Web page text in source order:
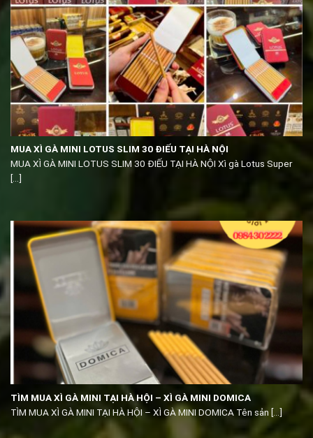
MUA XÌ GÀ MINI LOTUS SLIM 30 ĐIẾU TẠI HÀ NỘI
MUA XÌ GÀ MINI LOTUS SLIM 30 ĐIẾU TẠI HÀ NỘI Xì gà Lotus Super
[...]
TÌM MUA XÌ GÀ MINI TẠI HÀ HỘI – XÌ GÀ MINI DOMICA
TÌM MUA XÌ GÀ MINI TẠI HÀ HỘI – XÌ GÀ MINI DOMICA Tên sản [...]